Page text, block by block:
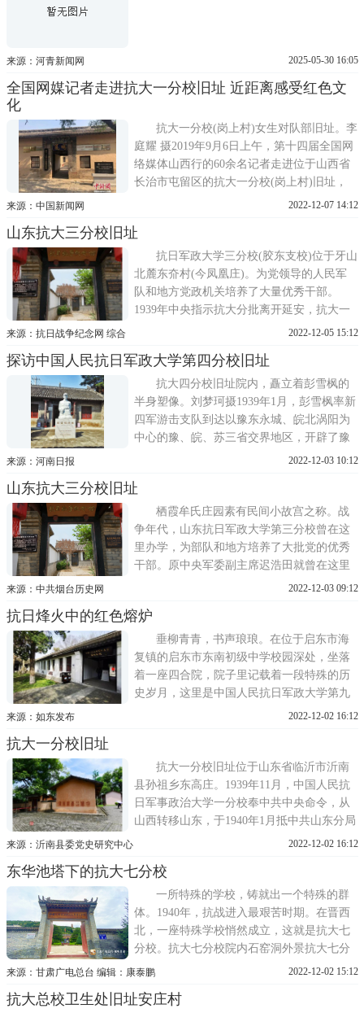
来源：河青新闻网 2025-05-30 16:05
全国网媒记者走进抗大一分校旧址 近距离感受红色文
化
抗大一分校(岗上村)女生对队部旧址。李
庭耀 摄2019年9月6日上午，第十四届全国网
络媒体山西行的60余名记者走进位于山西省
长治市屯留区的抗大一分校(岗上村)旧址，
了解抗大一分校的办学历史以及当年学员们
文化。中国人民抗日军事政治大学(简称抗
大)是抗日战争时期中国共产党创办的培养军
事和政治干部的学
来源：中国新闻网 2022-12-07 14:12
山东抗大三分校旧址
抗日军政大学三分校(胶东支校)位于牙山
北麓东夼村(今凤凰庄)。为党领导的人民军
队和地方党政机关培养了大量优秀干部。
1939年中央指示抗大分批离开延安，抗大一
分校(全国12个分校)在校长何长工的率领
贾若瑜和廖海光率领来到了胶东。在招远县
灵山一带与胶东抗日军政干校合编，组成抗
日军政大学第一分校胶东
来源：抗日战争纪念网 综合 2022-12-05 15:12
探访中国人民抗日军政大学第四分校旧址
抗大四分校旧址院内，矗立着彭雪枫的
半身塑像。刘梦珂摄1939年1月，彭雪枫率新
四军游击支队到达以豫东永城、皖北涡阳为
中心的豫、皖、苏三省交界地区，开辟了豫
皖苏抗日根据地。1940年3月，经党中央和抗
民抗日军政大学第四分校。这是抗大总校在
新四军中创办最早、历时最长的一所军政大
学，共培养了近5000名干部
来源：河南日报 2022-12-03 10:12
山东抗大三分校旧址
栖霞牟氏庄园素有民间小故宫之称。战
争年代，山东抗日军政大学第三分校曾在这
里办学，为部队和地方培养了大批党的优秀
干部。原中央军委副主席迟浩田就曾在这里
学习过。山东抗日军政大学第三分校就是我
将胶东分校改称为胶东军区教导二团。1944
年12月，栖霞解放，教导二团进驻栖霞城北
古镇都村牟氏庄园。1947
来源：中共烟台历史网 2022-12-03 09:12
抗日烽火中的红色熔炉
垂柳青青，书声琅琅。在位于启东市海
复镇的启东市东南初级中学校园深处，坐落
着一座四合院，院子里记载着一段特殊的历
史岁月，这里是中国人民抗日军政大学第九
分校旧址。抗大九分校所在的启东市东南初
为了坚持抗日教育，通州师范学校(今南通师
范)于1938年8月迁至此
来源：如东发布 2022-12-02 16:12
抗大一分校旧址
抗大一分校旧址位于山东省临沂市沂南
县孙祖乡东高庄。1939年11月，中国人民抗
日军事政治大学一分校奉中共中央命令，从
山西转移山东，于1940年1月抵中共山东分局
驻地——沂南县孙祖乡。学校司令部驻东高
学员既学习，又战斗，没有固定的教室和住
处。现仅存司令部办公用的两间民房。1977
年列为省级重点文物保护单位。
来源：沂南县委党史研究中心 2022-12-02 16:12
东华池塔下的抗大七分校
一所特殊的学校，铸就出一个特殊的群
体。1940年，抗战进入最艰苦时期。在晋西
北，一座特殊学校悄然成立，这就是抗大七
分校。抗大七分校院内石窑洞外景抗大七分
校，全称是中国人民抗日军事政治大学(简称
学。今天，广为传诵的团结、紧张、严肃、
来源：甘肃广电总台 编辑：康泰鹏 2022-12-02 15:12
抗大总校卫生处旧址安庄村